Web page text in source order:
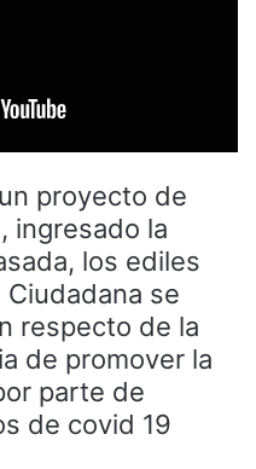
proyecto de
ingresado la
los ediles
se
respecto de la
de promover la
parte de
de covid 19